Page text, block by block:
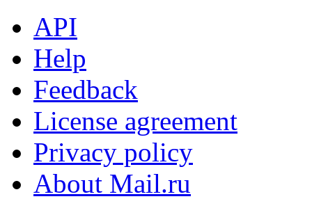
API
Help
Feedback
License agreement
Privacy policy
About Mail.ru